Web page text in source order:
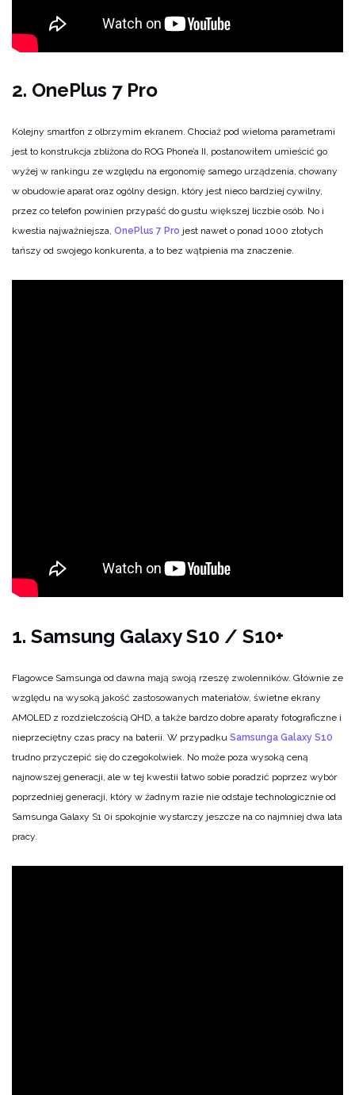
2. OnePlus 7 Pro
Kolejny smartfon z olbrzymim ekranem. Chociaż pod wieloma parametrami
jest to konstrukcja zbliżona do ROG Phone’a II, postanowiłem umieścić go
wyżej w rankingu ze względu na ergonomię samego urządzenia, chowany
w obudowie aparat oraz ogólny design, który jest nieco bardziej cywilny,
przez co telefon powinien przypaść do gustu większej liczbie osób. No i
kwestia najważniejsza, OnePlus 7 Pro jest nawet o ponad 1000 złotych
tańszy od swojego konkurenta, a to bez wątpienia ma znaczenie.
1. Samsung Galaxy S10 / S10+
Flagowce Samsunga od dawna mają swoją rzeszę zwolenników. Głównie ze
względu na wysoką jakość zastosowanych materiałów, świetne ekrany
AMOLED z rozdzielczością QHD, a także bardzo dobre aparaty fotograficzne i
nieprzeciętny czas pracy na baterii. W przypadku Samsunga Galaxy S10
trudno przyczepić się do czegokolwiek. No może poza wysoką ceną
najnowszej generacji, ale w tej kwestii łatwo sobie poradzić poprzez wybór
poprzedniej generacji, który w żadnym razie nie odstaje technologicznie od
Samsunga Galaxy S1 0i spokojnie wystarczy jeszcze na co najmniej dwa lata
pracy.